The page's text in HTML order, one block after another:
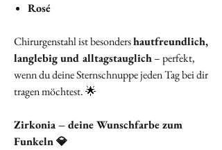
Rosé
Chirurgenstahl ist besondershautfreundlich,
langlebig und alltagstauglich– perfekt,
wenn du deine Sternschnuppe jeden Tag bei dir
tragen möchtest. 🌟
Zirkonia – deine Wunschfarbe zum
Funkeln 💎